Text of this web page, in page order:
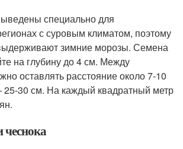
специально для
с суровым климатом, поэтому
зимние морозы. Семена
на глубину до 4 см. Между
оставлять расстояние около 7-10
30 см. На каждый квадратный метр
чеснока